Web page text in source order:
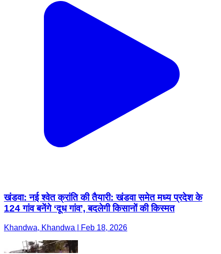
खंडवा: नई श्वेत क्रांति की तैयारी: खंडवा समेत मध्य प्रदेश के
124 गांव बनेंगे ‘दूध गांव’, बदलेगी किसानों की किस्मत
Khandwa, Khandwa | Feb 18, 2026